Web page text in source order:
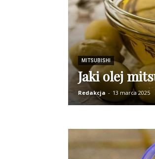
MITSUBISHI
Jaki olej
Redakcja - 13 marca 2025